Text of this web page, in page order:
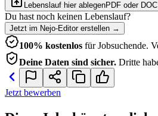
Lebenslauf hier ablegenPDF oder
Du hast noch keinen Lebenslauf?
Jetzt im Nejo-Editor erstellen →
100% kostenlos für Jobsuchende.
Deine Daten sind sicher. Dritte
Jetzt bewerben